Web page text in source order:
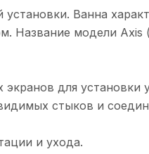
Ванна
Название модели Axis
для установки
стыков и
и ухода.